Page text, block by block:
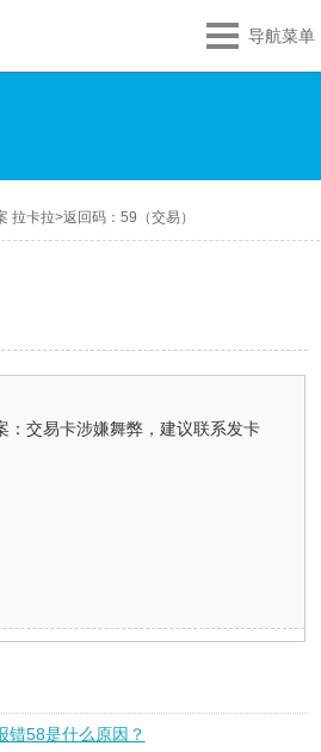
导航菜单
拉卡拉>返回码：59（交易）
：交易卡涉嫌舞弊，建议联系发卡
错58是什么原因？